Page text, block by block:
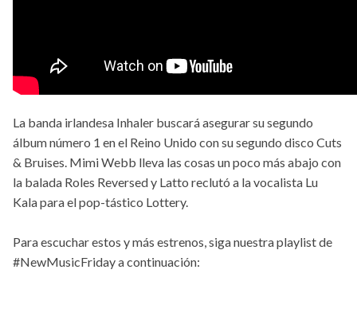
La banda irlandesa Inhaler buscará asegurar su segundo
álbum número 1 en el Reino Unido con su segundo disco Cuts
& Bruises. Mimi Webb lleva las cosas un poco más abajo con
la balada Roles Reversed y Latto reclutó a la vocalista Lu
Kala para el pop-tástico Lottery.
Para escuchar estos y más estrenos, siga nuestra playlist de
#NewMusicFriday a continuación: